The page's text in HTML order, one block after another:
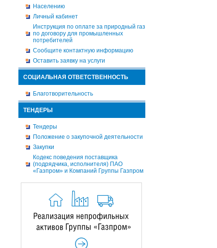
Населению
Личный кабинет
Инструкция по оплате за природный газ
по договору для промышленных
потребителей
Сообщите контактную информацию
Оставить заявку на услуги
СОЦИАЛЬНАЯ ОТВЕТСТВЕННОСТЬ
Благотворительность
ТЕНДЕРЫ
Тендеры
Положение о закупочной деятельности
Закупки
Кодекс поведения поставщика
(подрядчика, исполнителя) ПАО
«Газпром» и Компаний Группы Газпром